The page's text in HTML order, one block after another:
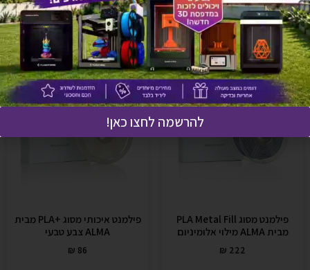
אולי יעניין אותך גם
פילמנט מסוג PLA Metal Fill
מבית ALMA מילוי אלומיניום
₪ 222
פילמנט איכותי מסוג +PLA מבית
ALMA צבע טבעי
₪ 86
להרשמה לחצו כאן!